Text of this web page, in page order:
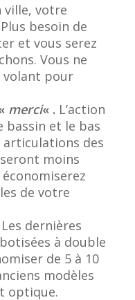
ville, votre
besoin de
et vous serez
Vous ne
volant pour
merci« . L’action
bassin et le bas
articulations des
moins
de votre
Les dernières
à double
de 5 à 10
modèles
optique.